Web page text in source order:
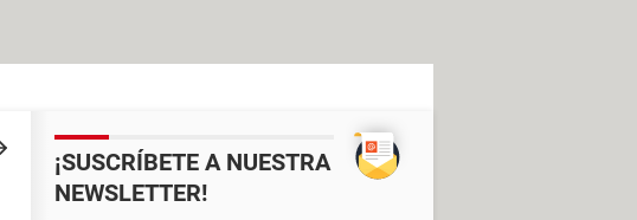
¡SUSCRÍBETE A NUESTRA
NEWSLETTER!